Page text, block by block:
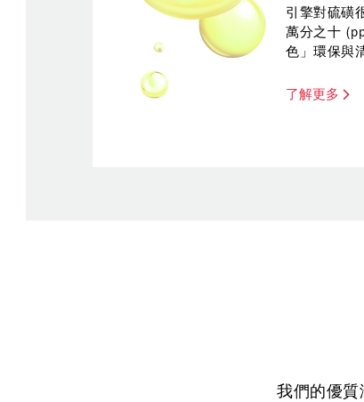
引擎對硫磺
萬分之十
色」環保與
了解更多
我們的優質